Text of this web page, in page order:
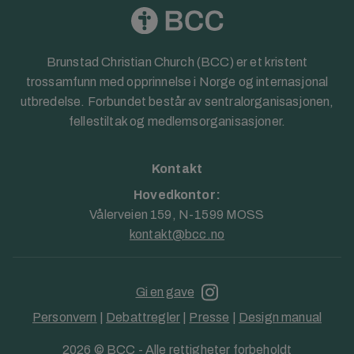
Brunstad Christian Church (BCC) er et kristent
trossamfunn med opprinnelse i Norge og internasjonal
utbredelse. Forbundet består av sentralorganisasjonen,
fellestiltak og medlemsorganisasjoner.
Kontakt
Hovedkontor:
Vålerveien 159, N-1599 MOSS
kontakt@bcc.no
Personvern Debattregler| Presse Design manual
2026 © BCC - Alle rettigheter forbeholdt
Gi en gave